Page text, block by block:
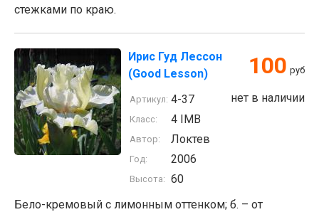
стежками по краю.
Ирис Гуд Лессон
(Good Lesson)
100 руб
нет в наличии
Артикул: 4-37
Класс: 4 IMB
Автор: Локтев
Год: 2006
Высота: 60
Бело-кремовый с лимонным оттенком; б. – от